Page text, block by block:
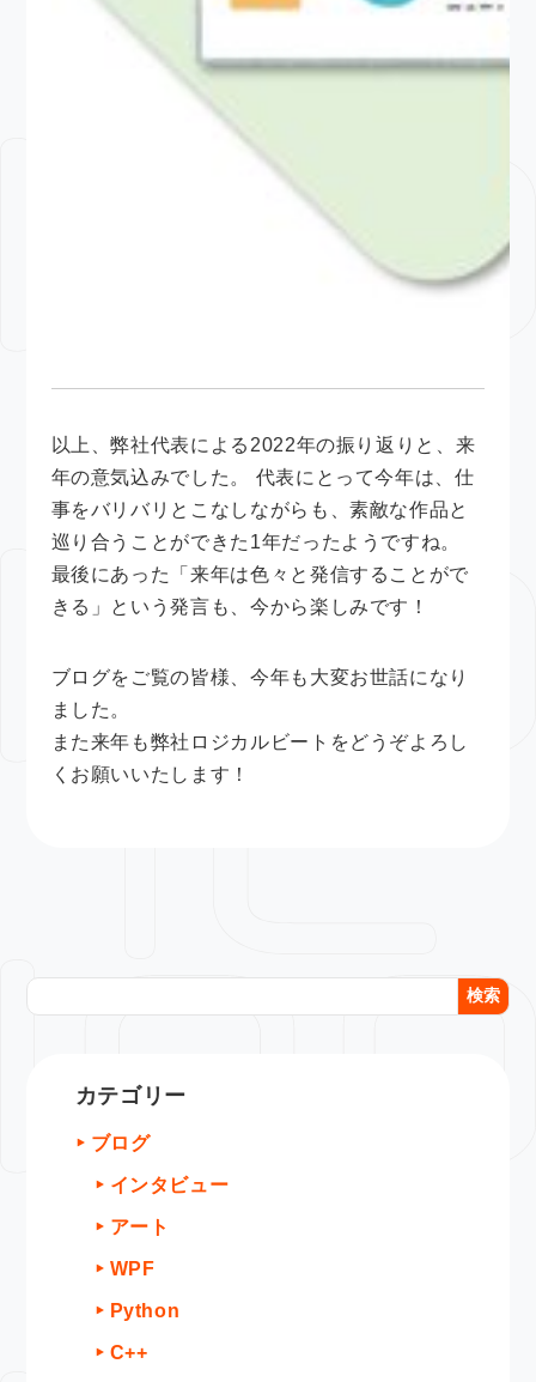
以上、弊社代表による2022年の振り返りと、来
年の意気込みでした。 代表にとって今年は、仕
事をバリバリとこなしながらも、素敵な作品と
巡り合うことができた1年だったようですね。
最後にあった「来年は色々と発信することがで
きる」という発言も、今から楽しみです！
ブログをご覧の皆様、今年も大変お世話になり
ました。
また来年も弊社ロジカルビートをどうぞよろし
くお願いいたします！
検索
カテゴリー
ブログ
インタビュー
アート
WPF
Python
C++